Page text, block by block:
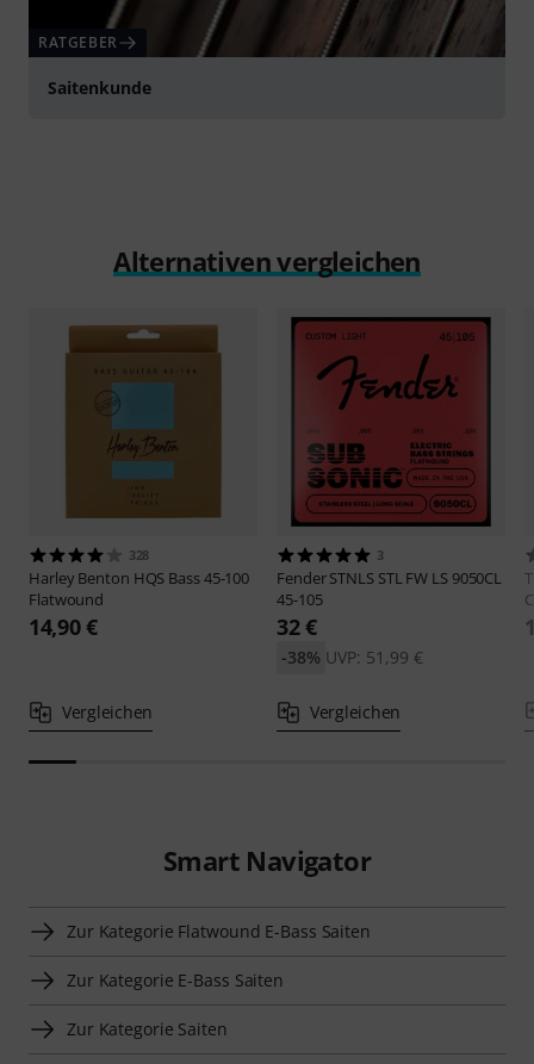
RATGEBER
Saitenkunde
Alternativen vergleichen
328
Harley Benton HQS Bass 45-100
Flatwound
14,90 €
Vergleichen
3
FenderSTNLS STL FW LS 9050CL
45-105
32 €
UVP: 51,99 €
-38%
Vergleichen
Smart Navigator
Zur Kategorie Flatwound E-Bass Saiten
Zur Kategorie E-Bass Saiten
Zur Kategorie Saiten